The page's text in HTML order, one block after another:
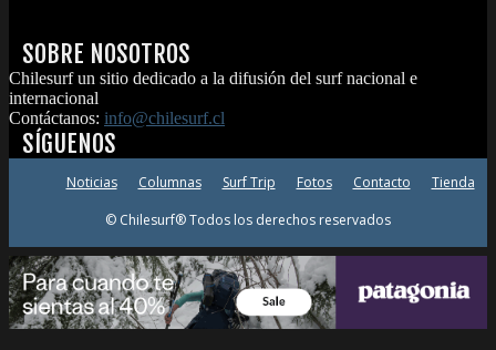
SOBRE NOSOTROS
Chilesurf un sitio dedicado a la difusión del surf nacional e
internacional
Contáctanos: info@chilesurf.cl
SÍGUENOS
Noticias Columnas Surf Trip Fotos Contacto
Tienda
© Chilesurf® Todos los derechos reservados